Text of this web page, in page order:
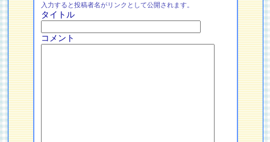
入力すると投稿者名がリンクとして公開されます。
タイトル
コメント